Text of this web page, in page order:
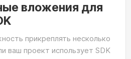
вложения для
прикреплять несколько
ваш проект использует SDK